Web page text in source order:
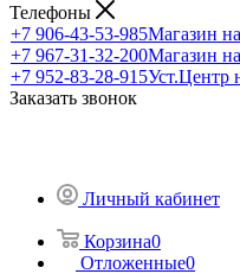
Телефоны
+7 906-43-53-985Магазин
+7 967-31-32-200Магазин
+7 952-83-28-915Уст.Центр
Заказать звонок
Личный кабинет
Корзина0
Отложенные0